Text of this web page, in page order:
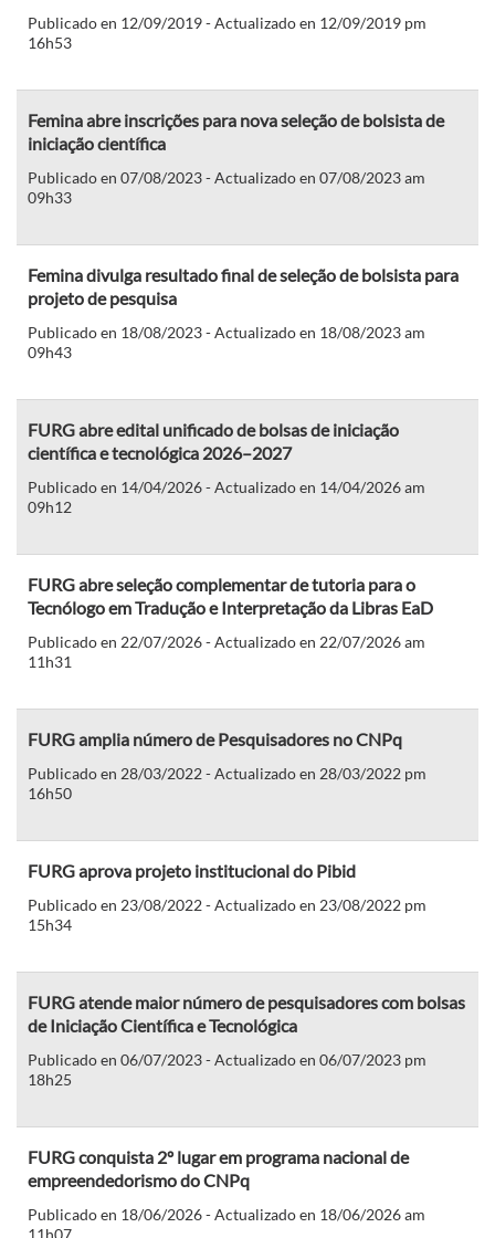
Publicado en 12/09/2019 - Actualizado en 12/09/2019 pm
16h53
Femina abre inscrições para nova seleção de bolsista de
iniciação científica
Publicado en 07/08/2023 - Actualizado en 07/08/2023 am
09h33
Femina divulga resultado final de seleção de bolsista para
projeto de pesquisa
Publicado en 18/08/2023 - Actualizado en 18/08/2023 am
09h43
FURG abre edital unificado de bolsas de iniciação
científica e tecnológica 2026–2027
Publicado en 14/04/2026 - Actualizado en 14/04/2026 am
09h12
FURG abre seleção complementar de tutoria para o
Tecnólogo em Tradução e Interpretação da Libras EaD
Publicado en 22/07/2026 - Actualizado en 22/07/2026 am
11h31
FURG amplia número de Pesquisadores no CNPq
Publicado en 28/03/2022 - Actualizado en 28/03/2022 pm
16h50
FURG aprova projeto institucional do Pibid
Publicado en 23/08/2022 - Actualizado en 23/08/2022 pm
15h34
FURG atende maior número de pesquisadores com bolsas
de Iniciação Científica e Tecnológica
Publicado en 06/07/2023 - Actualizado en 06/07/2023 pm
18h25
FURG conquista 2º lugar em programa nacional de
empreendedorismo do CNPq
Publicado en 18/06/2026 - Actualizado en 18/06/2026 am
11h07